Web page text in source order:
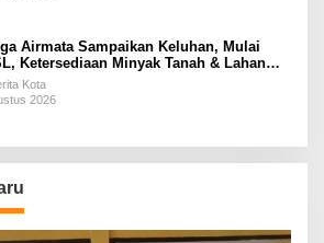
Airmata Sampaikan Keluhan, Mulai
Ketersediaan Minyak Tanah & Lahan
Kota
2026